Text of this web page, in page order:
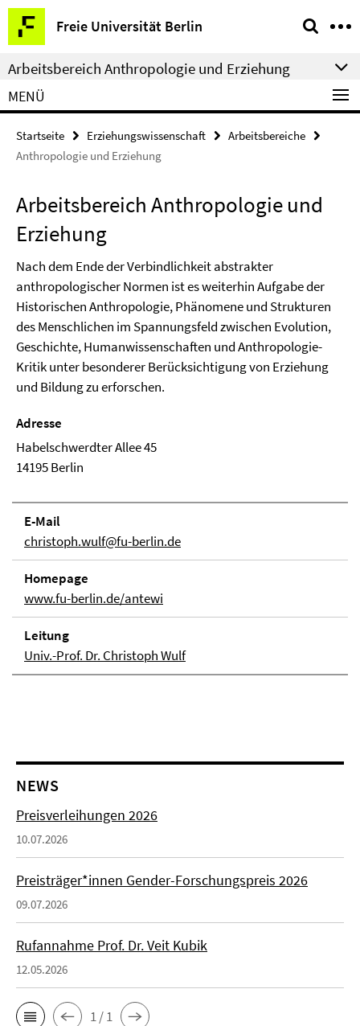
Springe
direkt
zu
Inhalt
Freie Universität Berlin
Service-
Navigation
Arbeitsbereich Anthropologie und Erziehung
MENÜ
Startseite Erziehungswissenschaft
Arbeitsbereiche
Anthropologie und Erziehung
Arbeitsbereich Anthropologie und
Erziehung
Nach dem Ende der Verbindlichkeit abstrakter
anthropologischer Normen ist es weiterhin Aufgabe der
Historischen Anthropologie, Phänomene und Strukturen
des Menschlichen im Spannungsfeld zwischen Evolution,
Geschichte, Humanwissenschaften und Anthropologie-
Kritik unter besonderer Berücksichtigung von Erziehung
und Bildung zu erforschen.
Adresse
Habelschwerdter Allee 45
14195 Berlin
E-Mail
christoph.wulf@fu-berlin.de
Home­page
www.fu-berlin.de/antewi
Lei­tung
Univ.-Prof. Dr. Christoph Wulf
NEWS
Preisverleihungen 2026
10.07.2026
Preisträger*innen Gender-Forschungspreis 2026
09.07.2026
Rufannahme Prof. Dr. Veit Kubik
12.05.2026
1 / 1